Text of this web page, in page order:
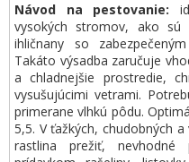
Návod na pestovanie:
vysokých stromov, ako
ihličnany so
Takáto výsadba zaručuje
a chladnejšie prostredie,
vysušujúcimi vetrami.
primerane vlhkú pôdu.
5,5. V ťažkých, chudobných
rastlina prežiť,